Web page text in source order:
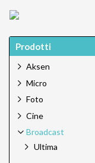
Prodotti
Aksen
Micro
Foto
Cine
Broadcast
Ultima